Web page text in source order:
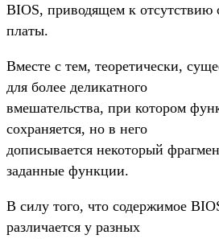
BIOS, приводящем к отсутствию
платы.
Вместе с тем, теоретически,
для более деликатного
вмешательства, при котором
сохраняется, но в него
дописывается некоторый
заданные функции.
В силу того, что содержимое
различается у разных